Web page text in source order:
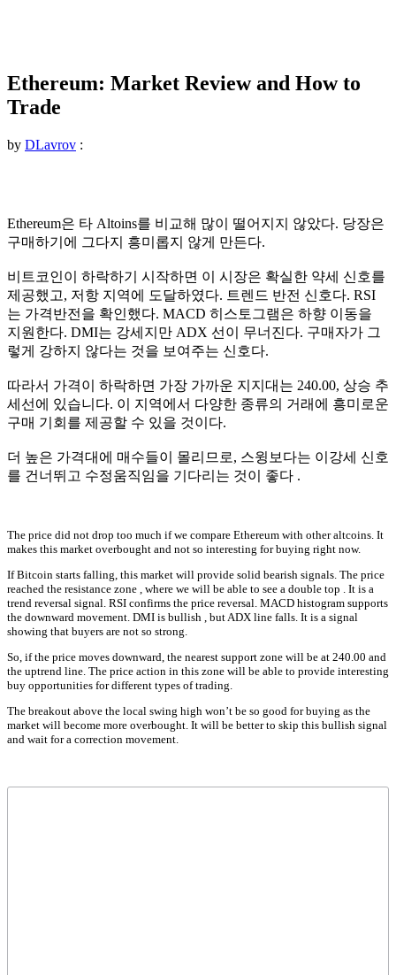
Ethereum: Market Review and How to
Trade
by DLavrov :
Ethereum은 타 Altoins를 비교해 많이 떨어지지 않았다. 당장은
구매하기에 그다지 흥미롭지 않게 만든다.
비트코인이 하락하기 시작하면 이 시장은 확실한 약세 신호를
제공했고, 저항 지역에 도달하였다. 트렌드 반전 신호다. RSI
는 가격반전을 확인했다. MACD 히스토그램은 하향 이동을
지원한다. DMI는 강세지만 ADX 선이 무너진다. 구매자가 그
렇게 강하지 않다는 것을 보여주는 신호다.
따라서 가격이 하락하면 가장 가까운 지지대는 240.00, 상승 추
세선에 있습니다. 이 지역에서 다양한 종류의 거래에 흥미로운
구매 기회를 제공할 수 있을 것이다.
더 높은 가격대에 매수들이 몰리므로, 스윙보다는 이강세 신호
를 건너뛰고 수정움직임을 기다리는 것이 좋다 .
The price did not drop too much if we compare Ethereum with other altcoins. It
makes this market overbought and not so interesting for buying right now.
If Bitcoin starts falling, this market will provide solid bearish signals. The price
reached the resistance zone , where we will be able to see a double top . It is a
trend reversal signal. RSI confirms the price reversal. MACD histogram supports
the downward movement. DMI is bullish , but ADX line falls. It is a signal
showing that buyers are not so strong.
So, if the price moves downward, the nearest support zone will be at 240.00 and
the uptrend line. The price action in this zone will be able to provide interesting
buy opportunities for different types of trading.
The breakout above the local swing high won’t be so good for buying as the
market will become more overbought. It will be better to skip this bullish signal
and wait for a correction movement.